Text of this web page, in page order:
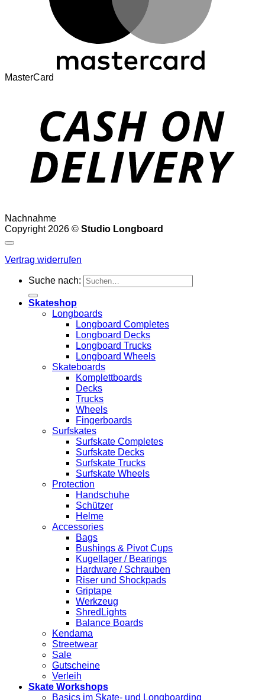
MasterCard
Nachnahme
Copyright 2026 © Studio Longboard
Vertrag widerrufen
Suche nach:
Skateshop
Longboards
Longboard Completes
Longboard Decks
Longboard Trucks
Longboard Wheels
Skateboards
Komplettboards
Decks
Trucks
Wheels
Fingerboards
Surfskates
Surfskate Completes
Surfskate Decks
Surfskate Trucks
Surfskate Wheels
Protection
Handschuhe
Schützer
Helme
Accessories
Bags
Bushings & Pivot Cups
Kugellager / Bearings
Hardware / Schrauben
Riser und Shockpads
Griptape
Werkzeug
ShredLights
Balance Boards
Kendama
Streetwear
Sale
Gutscheine
Verleih
Skate Workshops
Basics im Skate- und Longboarding